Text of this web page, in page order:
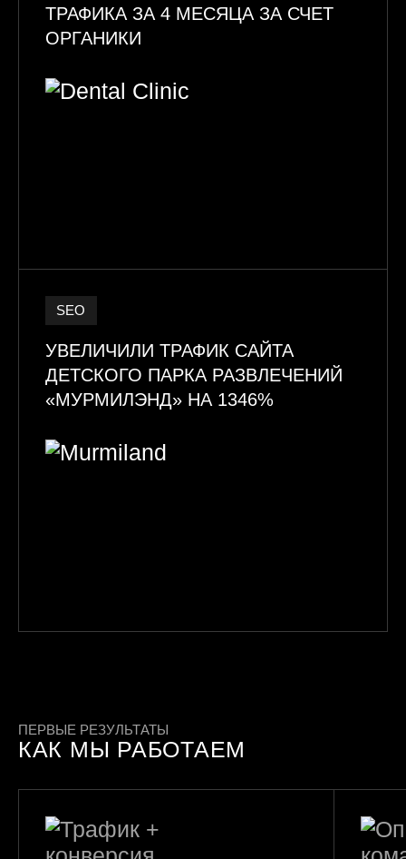
ТРАФИКА ЗА 4 МЕСЯЦА ЗА СЧЕТ
ОРГАНИКИ
SEO
УВЕЛИЧИЛИ ТРАФИК САЙТА
ДЕТСКОГО ПАРКА РАЗВЛЕЧЕНИЙ
«МУРМИЛЭНД» НА 1346%
ПЕРВЫЕ РЕЗУЛЬТАТЫ
КАК МЫ РАБОТАЕМ